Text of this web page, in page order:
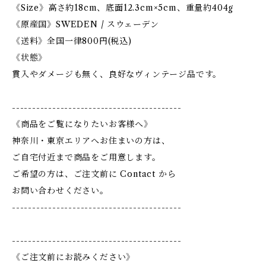
《Size》高さ約18cm、底面12.3cm×5cm、重量約404g
《原産国》SWEDEN / スウェーデン
《送料》全国一律800円(税込)
《状態》
貫入やダメージも無く、良好なヴィンテージ品です。
------------------------------------------
《商品をご覧になりたいお客様へ》
神奈川・東京エリアへお住まいの方は、
ご自宅付近まで商品をご用意します。
ご希望の方は、ご注文前に Contact から
お問い合わせください。
------------------------------------------
------------------------------------------
《ご注文前にお読みください》